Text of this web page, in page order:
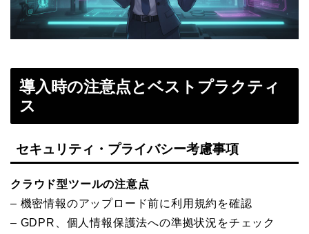
導入時の注意点とベストプラクティ
ス
セキュリティ・プライバシー考慮事項
クラウド型ツールの注意点
– 機密情報のアップロード前に利用規約を確認
– GDPR、個人情報保護法への準拠状況をチェック